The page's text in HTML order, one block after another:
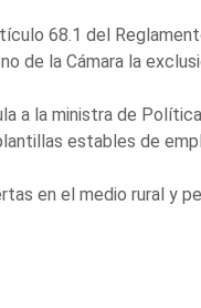
68.1 del
de la Cámara la
a la ministra de
estables de
en el medio rural y